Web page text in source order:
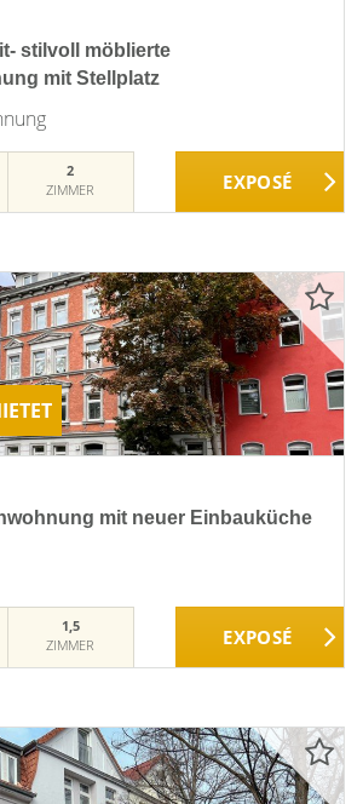
stilvoll möblierte
mit Stellplatz
2
ZIMMER
mit neuer Einbauküche
1,5
ZIMMER